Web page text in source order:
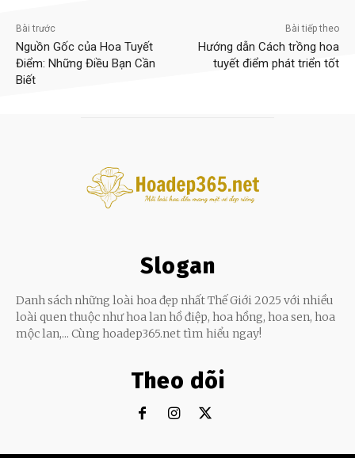
Bài trước
Nguồn Gốc của Hoa Tuyết
Điểm: Những Điều Bạn Cần
Biết
Bài tiếp theo
Hướng dẫn Cách trồng hoa
tuyết điểm phát triển tốt
Slogan
Danh sách những loài hoa đẹp nhất Thế Giới 2025 với nhiều
loài quen thuộc như hoa lan hồ điệp, hoa hồng, hoa sen, hoa
mộc lan,... Cùng hoadep365.net tìm hiểu ngay!
Theo dõi